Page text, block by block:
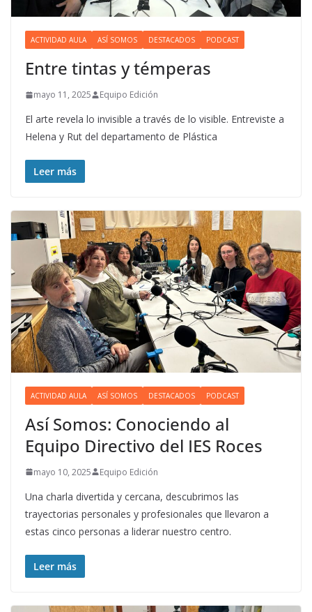
ACTIVIDAD AULA ASÍ SOMOS DESTACADOS PODCAST
Entre tintas y témperas
mayo 11, 2025 Equipo Edición
El arte revela lo invisible a través de lo visible. Entreviste a
Helena y Rut del departamento de Plástica
Leer más
ACTIVIDAD AULA ASÍ SOMOS DESTACADOS PODCAST
Así Somos: Conociendo al
Equipo Directivo del IES Roces
mayo 10, 2025 Equipo Edición
Una charla divertida y cercana, descubrimos las
trayectorias personales y profesionales que llevaron a
estas cinco personas a liderar nuestro centro.
Leer más